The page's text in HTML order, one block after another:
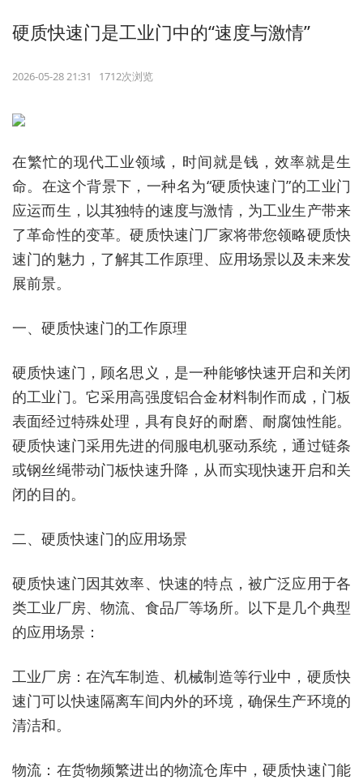
硬质快速门是工业门中的“速度与激情”
2026-05-28 21:31 1712次浏览
在繁忙的现代工业领域，时间就是钱，效率就是生
命。在这个背景下，一种名为“硬质快速门”的工业门
应运而生，以其独特的速度与激情，为工业生产带来
了革命性的变革。硬质快速门厂家将带您领略硬质快
速门的魅力，了解其工作原理、应用场景以及未来发
展前景。
一、硬质快速门的工作原理
硬质快速门，顾名思义，是一种能够快速开启和关闭
的工业门。它采用高强度铝合金材料制作而成，门板
表面经过特殊处理，具有良好的耐磨、耐腐蚀性能。
硬质快速门采用先进的伺服电机驱动系统，通过链条
或钢丝绳带动门板快速升降，从而实现快速开启和关
闭的目的。
二、硬质快速门的应用场景
硬质快速门因其效率、快速的特点，被广泛应用于各
类工业厂房、物流、食品厂等场所。以下是几个典型
的应用场景：
工业厂房：在汽车制造、机械制造等行业中，硬质快
速门可以快速隔离车间内外的环境，确保生产环境的
清洁和。
物流：在货物频繁进出的物流仓库中，硬质快速门能